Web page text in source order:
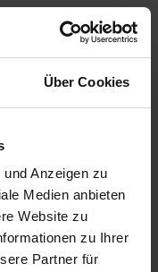
Über Cookies
Anzeigen zu
Medien anbieten
Website zu
zu Ihrer
Partner für